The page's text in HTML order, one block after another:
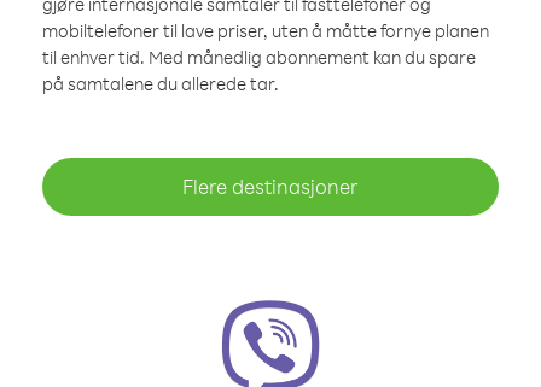
mobiltelefoner til lave priser, uten å måtte fornye planen
til enhver tid. Med månedlig abonnement kan du spare
på samtalene du allerede tar.
Flere destinasjoner